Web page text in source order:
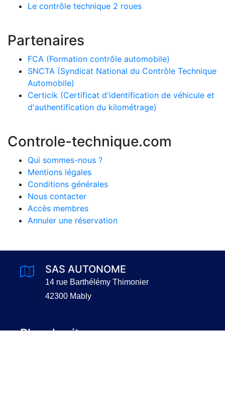
Le contrôle technique 2 roues
Partenaires
FCA (Formation contrôle automobile)
SNCTA (Syndicat National du Contrôle Technique
Automobile)
Certicik (Certificat d'identification de véhicule et
d'authentification du kilométrage)
Controle-technique.com
Qui sommes-nous ?
Mentions légales
Conditions générales
Nous contacter
Accès membres
Annuler une réservation
SAS AUTONOME
14 rue Barthélémy Thimonier
42300 Mably
Plan du site